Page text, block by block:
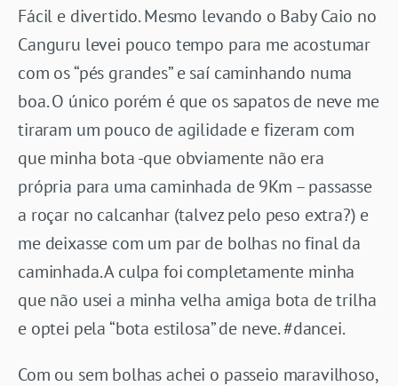
Fácil e divertido. Mesmo levando o Baby Caio no
Canguru levei pouco tempo para me acostumar
com os “pés grandes” e saí caminhando numa
boa. O único porém é que os sapatos de neve me
tiraram um pouco de agilidade e fizeram com
que minha bota -que obviamente não era
própria para uma caminhada de 9Km – passasse
a roçar no calcanhar (talvez pelo peso extra?) e
me deixasse com um par de bolhas no final da
caminhada. A culpa foi completamente minha
que não usei a minha velha amiga bota de trilha
e optei pela “bota estilosa” de neve. #dancei.
Com ou sem bolhas achei o passeio maravilhoso,